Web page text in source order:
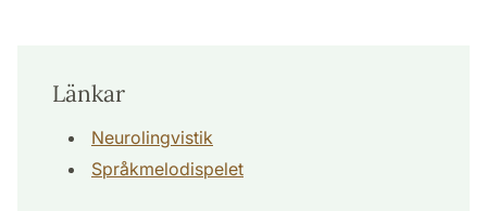
Länkar
Neurolingvistik
Språkmelodispelet